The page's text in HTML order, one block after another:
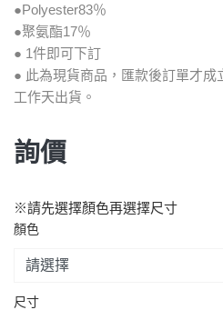
●Polyester83％
●聚氨酯17％
● 1件即可下訂
● 此為現貨商品，匯款後訂單才成
工作天出貨。
詢價
※請先選擇顏色再選擇尺寸
顏色
尺寸